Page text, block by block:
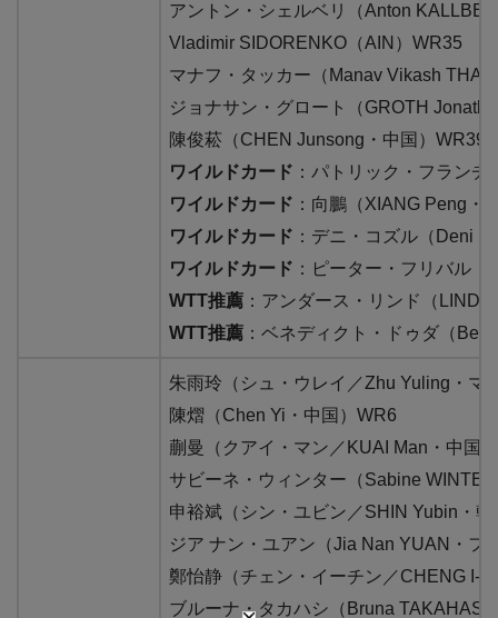
アントン・シェルベリ（Anton
Vladimir SIDORENKO（AIN）WR35
マナフ・タッカー（Manav Vikash
ジョナサン・グロート（GROTH
陳俊菘（CHEN Junsong・中国）WR39
ワイルドカード ：パトリック・フラン
ワイルドカード ：向鵬（XIANG Peng・
ワイルドカード ：デニ・コズル（Deni
ワイルドカード ：ピーター・フリバル
WTT推薦 ：アンダース・リンド（LIND
WTT推薦 ：ベネディクト・ドゥダ（
朱雨玲（シュ・ウレイ／Zhu Yuling・マ
陳熠（Chen Yi・中国）WR6
蒯曼（クアイ・マン／KUAI Man・中国
サビーネ・ウィンター（Sabine
申裕斌（シン・ユビン／SHIN Yubin・
ジア ナン・ユアン（Jia Nan YUAN・フ
鄭怡静（チェン・イーチン／CHENG I-
ブルーナ・タカハシ（Bruna